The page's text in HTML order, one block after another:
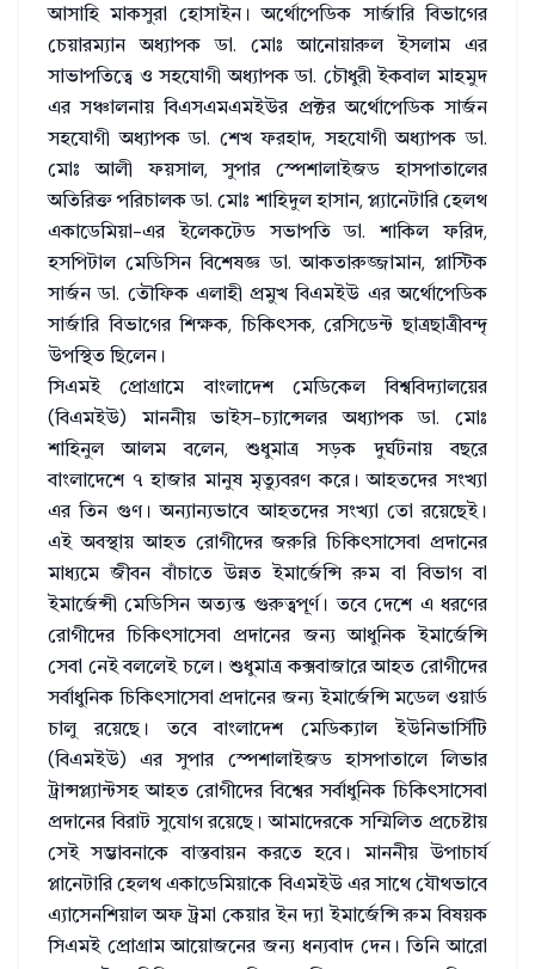
আসাহি মাকসুরা হোসাইন। অর্থোপেডিক সার্জারি বিভাগের
চেয়ারম্যান অধ্যাপক ডা. মোঃ আনোয়ারুল ইসলাম এর
সাভাপতিত্বে ও সহযোগী অধ্যাপক ডা. চৌধুরী ইকবাল মাহমুদ
এর সঞ্চালনায় বিএসএমএমইউর প্রক্টর অর্থোপেডিক সার্জন
সহযোগী অধ্যাপক ডা. শেখ ফরহাদ, সহযোগী অধ্যাপক ডা.
মোঃ আলী ফয়সাল, সুপার স্পেশালাইজড হাসপাতালের
অতিরিক্ত পরিচালক ডা. মোঃ শাহিদুল হাসান, প্ল্যানেটারি হেলথ
একাডেমিয়া-এর ইলেকটেড সভাপতি ডা. শাকিল ফরিদ,
হসপিটাল মেডিসিন বিশেষজ্ঞ ডা. আকতারুজ্জামান, প্লাস্টিক
সার্জন ডা. তৌফিক এলাহী প্রমুখ বিএমইউ এর অর্থোপেডিক
সার্জারি বিভাগের শিক্ষক, চিকিৎসক, রেসিডেন্ট ছাত্রছাত্রীবন্দৃ
উপস্থিত ছিলেন।
সিএমই প্রোগ্রামে বাংলাদেশ মেডিকেল বিশ্ববিদ্যালয়ের
(বিএমইউ) মাননীয় ভাইস-চ্যান্সেলর অধ্যাপক ডা. মোঃ
শাহিনুল আলম বলেন, শুধুমাত্র সড়ক দুর্ঘটনায় বছরে
বাংলাদেশে ৭ হাজার মানুষ মৃত্যুবরণ করে। আহতদের সংখ্যা
এর তিন গুণ। অন্যান্যভাবে আহতদের সংখ্যা তো রয়েছেই।
এই অবস্থায় আহত রোগীদের জরুরি চিকিৎসাসেবা প্রদানের
মাধ্যমে জীবন বাঁচাতে উন্নত ইমার্জেন্সি রুম বা বিভাগ বা
ইমার্জেন্সী মেডিসিন অত্যন্ত গুরুত্বপূর্ণ। তবে দেশে এ ধরণের
রোগীদের চিকিৎসাসেবা প্রদানের জন্য আধুনিক ইমার্জেন্সি
সেবা নেই বললেই চলে। শুধুমাত্র কক্সবাজারে আহত রোগীদের
সর্বাধুনিক চিকিৎসাসেবা প্রদানের জন্য ইমার্জেন্সি মডেল ওয়ার্ড
চালু রয়েছে। তবে বাংলাদেশ মেডিক্যাল ইউনিভার্সিটি
(বিএমইউ) এর সুপার স্পেশালাইজড হাসপাতালে লিভার
ট্রান্সপ্ল্যান্টসহ আহত রোগীদের বিশ্বের সর্বাধুনিক চিকিৎসাসেবা
প্রদানের বিরাট সুযোগ রয়েছে। আমাদেরকে সম্মিলিত প্রচেষ্টায়
সেই সম্ভাবনাকে বাস্তবায়ন করতে হবে। মাননীয় উপাচার্য
প্লানেটারি হেলথ একাডেমিয়াকে বিএমইউ এর সাথে যৌথভাবে
এ্যাসেনশিয়াল অফ ট্রমা কেয়ার ইন দ্যা ইমার্জেন্সি রুম বিষয়ক
সিএমই প্রোগ্রাম আয়োজনের জন্য ধন্যবাদ দেন। তিনি আরো